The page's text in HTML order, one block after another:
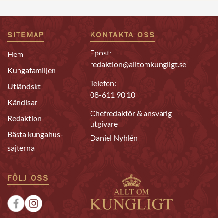
SITEMAP
Hem
Kungafamiljen
Utländskt
Kändisar
Redaktion
Bästa kungahus-
sajterna
KONTAKTA OSS
Epost:
redaktion@alltomkungligt.se
Telefon:
08-611 90 10
Chefredaktör & ansvarig
utgivare
Daniel Nyhlén
FÖLJ OSS